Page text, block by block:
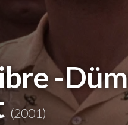
-
(2001)